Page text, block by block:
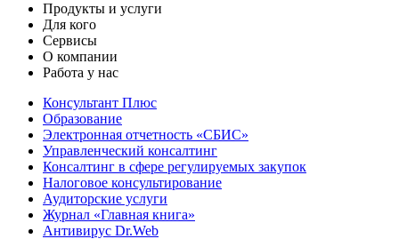
Продукты и услуги
Для кого
Сервисы
О компании
Работа у нас
Консультант Плюс
Образование
Электронная отчетность «СБИС»
Управленческий консалтинг
Консалтинг в сфере регулируемых закупок
Налоговое консультирование
Аудиторские услуги
Журнал «Главная книга»
Антивирус Dr.Web